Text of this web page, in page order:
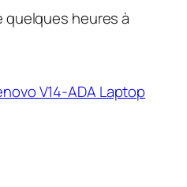
quelques heures à
V14-ADA Laptop